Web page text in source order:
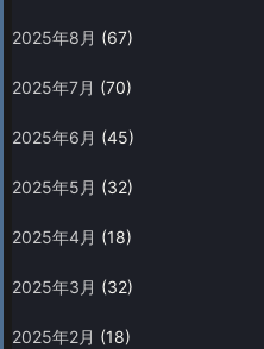
2025年8月 (67)
2025年7月 (70)
2025年6月 (45)
2025年5月 (32)
2025年4月 (18)
2025年3月 (32)
2025年2月 (18)